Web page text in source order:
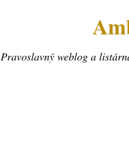
Pravoslavný weblog a